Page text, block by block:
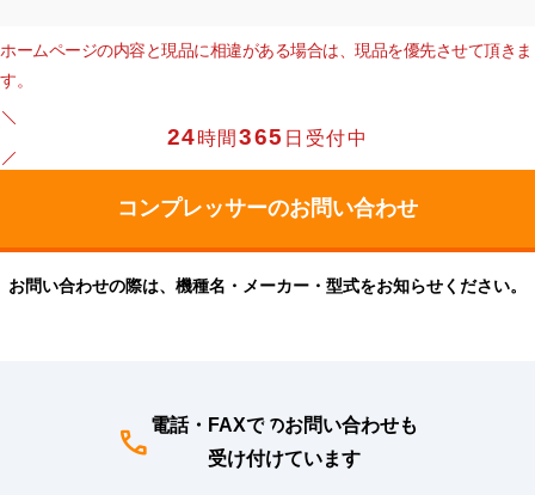
ホームページの内容と現品に相違がある場合は、現品を優先させて頂きま
す。
24時間365 日受付中
お問い合わせの際は、機種名・メーカー・型式をお知らせください。
電話・FAXでのお問い合わせも
受け付けています